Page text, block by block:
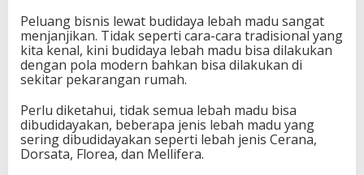
Peluang bisnis lewat budidaya lebah madu sangat
menjanjikan. Tidak seperti cara-cara tradisional yang
kita kenal, kini budidaya lebah madu bisa dilakukan
dengan pola modern bahkan bisa dilakukan di
sekitar pekarangan rumah.
Perlu diketahui, tidak semua lebah madu bisa
dibudidayakan, beberapa jenis lebah madu yang
sering dibudidayakan seperti lebah jenis Cerana,
Dorsata, Florea, dan Mellifera.